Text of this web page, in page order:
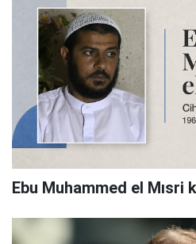
Ebu Muhammed el Mısri